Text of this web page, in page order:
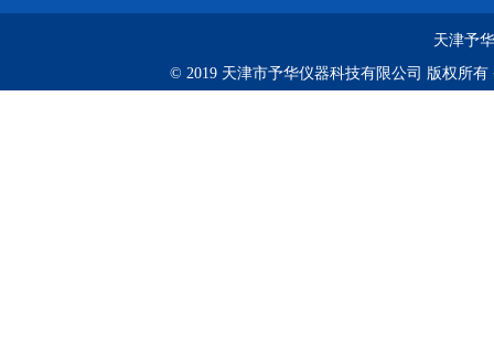
天津予
© 2019 天津市予华仪器科技有限公司 版权所有